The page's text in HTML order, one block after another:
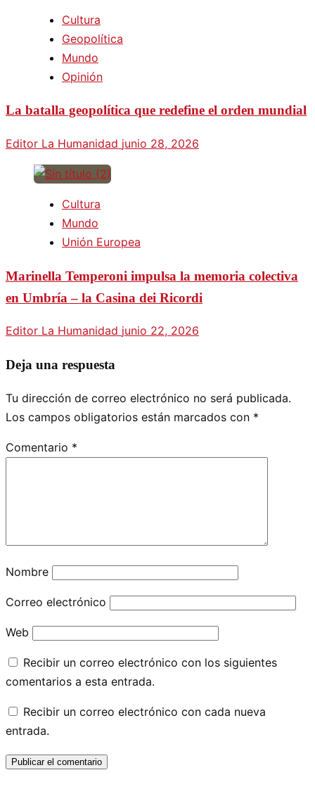
Cultura
Geopolítica
Mundo
Opinión
La batalla geopolítica que redefine el orden mundial
Editor La Humanidad junio 28, 2026
Cultura
Mundo
Unión Europea
Marinella Temperoni impulsa la memoria colectiva
en Umbría – la Casina dei Ricordi
Editor La Humanidad junio 22, 2026
Deja una respuesta
Tu dirección de correo electrónico no será publicada.
Los campos obligatorios están marcados con *
Comentario *
Nombre
Correo electrónico
Web
Recibir un correo electrónico con los siguientes
comentarios a esta entrada.
Recibir un correo electrónico con cada nueva
entrada.